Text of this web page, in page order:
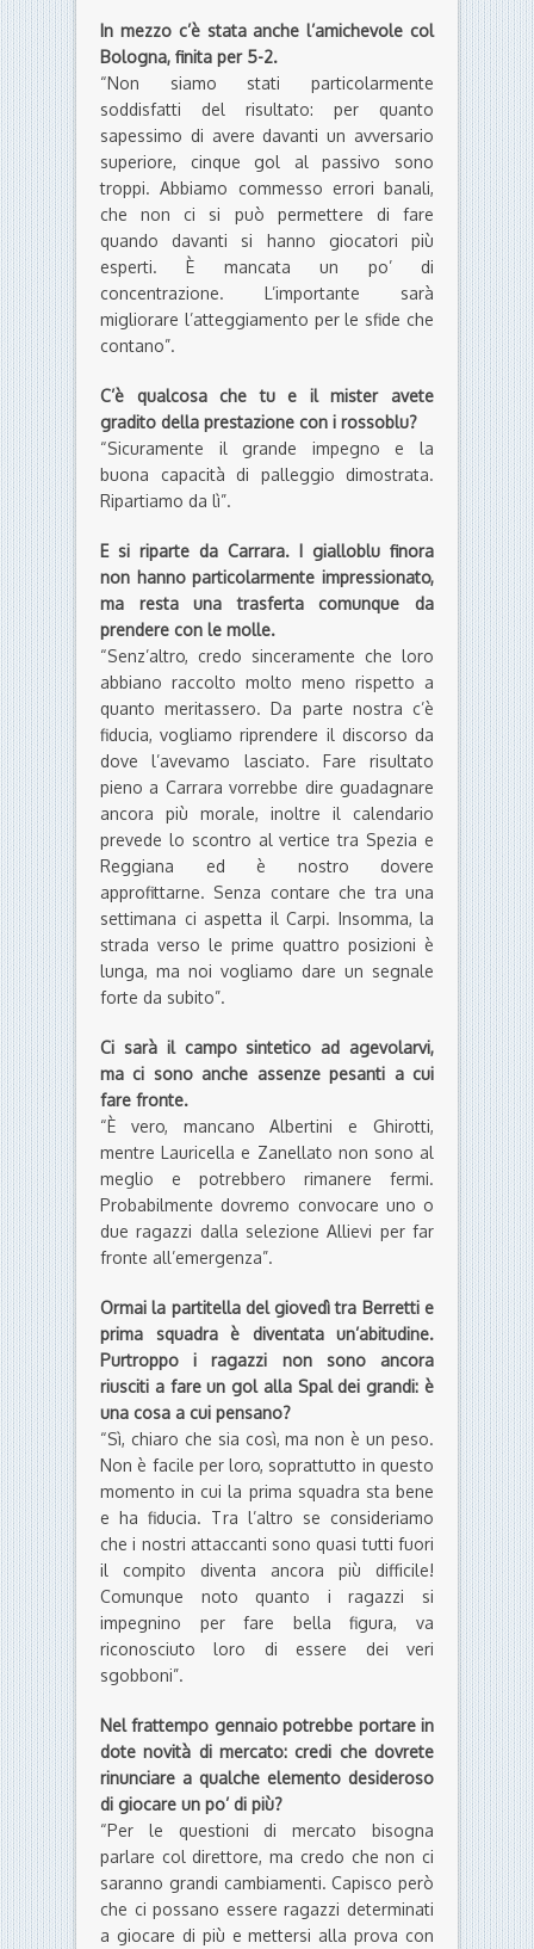
In mezzo c’è stata anche l’amichevole col
Bologna, finita per 5-2.
“Non siamo stati particolarmente
soddisfatti del risultato: per quanto
sapessimo di avere davanti un avversario
superiore, cinque gol al passivo sono
troppi. Abbiamo commesso errori banali,
che non ci si può permettere di fare
quando davanti si hanno giocatori più
esperti. È mancata un po’ di
concentrazione. L’importante sarà
migliorare l’atteggiamento per le sfide che
contano”.
C’è qualcosa che tu e il mister avete
gradito della prestazione con i rossoblu?
“Sicuramente il grande impegno e la
buona capacità di palleggio dimostrata.
Ripartiamo da lì”.
E si riparte da Carrara. I gialloblu finora
non hanno particolarmente impressionato,
ma resta una trasferta comunque da
prendere con le molle.
“Senz’altro, credo sinceramente che loro
abbiano raccolto molto meno rispetto a
quanto meritassero. Da parte nostra c’è
fiducia, vogliamo riprendere il discorso da
dove l’avevamo lasciato. Fare risultato
pieno a Carrara vorrebbe dire guadagnare
ancora più morale, inoltre il calendario
prevede lo scontro al vertice tra Spezia e
Reggiana ed è nostro dovere
approfittarne. Senza contare che tra una
settimana ci aspetta il Carpi. Insomma, la
strada verso le prime quattro posizioni è
lunga, ma noi vogliamo dare un segnale
forte da subito”.
Ci sarà il campo sintetico ad agevolarvi,
ma ci sono anche assenze pesanti a cui
fare fronte.
“È vero, mancano Albertini e Ghirotti,
mentre Lauricella e Zanellato non sono al
meglio e potrebbero rimanere fermi.
Probabilmente dovremo convocare uno o
due ragazzi dalla selezione Allievi per far
fronte all’emergenza”.
Ormai la partitella del giovedì tra Berretti e
prima squadra è diventata un’abitudine.
Purtroppo i ragazzi non sono ancora
riusciti a fare un gol alla Spal dei grandi: è
una cosa a cui pensano?
“Sì, chiaro che sia così, ma non è un peso.
Non è facile per loro, soprattutto in questo
momento in cui la prima squadra sta bene
e ha fiducia. Tra l’altro se consideriamo
che i nostri attaccanti sono quasi tutti fuori
il compito diventa ancora più difficile!
Comunque noto quanto i ragazzi si
impegnino per fare bella figura, va
riconosciuto loro di essere dei veri
sgobboni”.
Nel frattempo gennaio potrebbe portare in
dote novità di mercato: credi che dovrete
rinunciare a qualche elemento desideroso
di giocare un po’ di più?
“Per le questioni di mercato bisogna
parlare col direttore, ma credo che non ci
saranno grandi cambiamenti. Capisco però
che ci possano essere ragazzi determinati
a giocare di più e mettersi alla prova con